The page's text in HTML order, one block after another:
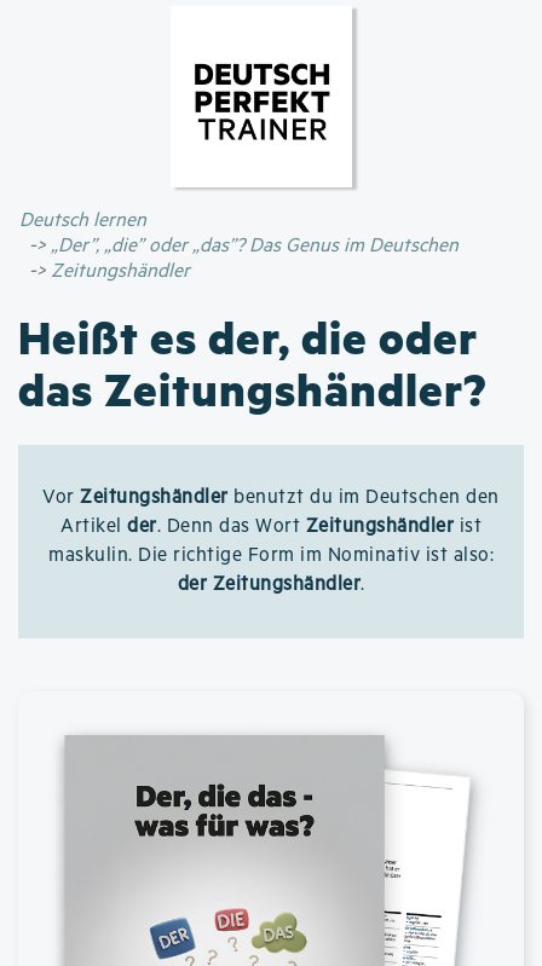
Inhalt
Deutsch lernen
„Der”, „die” oder „das”? Das Genus im Deutschen
Zeitungshändler
Heißt es der, die oder
das Zeitungshändler?
VorZeitungshändler benutzt du im Deutschen den
Artikel der. Denn das Wort Zeitungshändler ist
maskulin. Die richtige Form im Nominativ ist also:
der Zeitungshändler.